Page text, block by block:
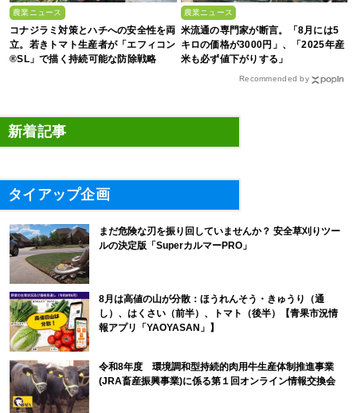
農業ニュース
コナジラミ対策とハチへの安全性を両
立。若きトマト生産者が「エフィコン
®SL」で描く持続可能な防除戦略
農業ニュース
米流通の専門家が断言。「8月には5
キロの価格が3000円」、「2025年産
米も必ず値下がりする」
Recommended by
新着記事
タイアップ企画
まだ危険な刃を振り回していませんか？ 安全草刈りツー
ルの決定版「SuperカルマーPRO」
8月は高値の山が分散：ほうれんそう・きゅうり（通
し）、はくさい（前半）、トマト（後半）【青果市況情
報アプリ「YAOYASAN」】
令和8年度 環境調和型持続的肉用牛生産体制推進事業
(JRA畜産振興事業)に係る第１回オンライン情報交換会